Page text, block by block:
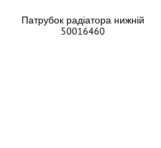
Патрубок радіатора нижній
50016460